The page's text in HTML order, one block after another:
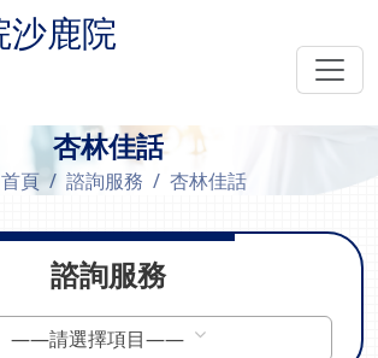
杏林佳話
首頁 諮詢服務 杏林佳話
諮詢服務
——請選擇項目——